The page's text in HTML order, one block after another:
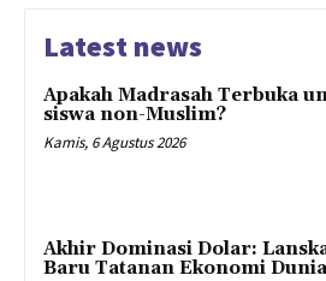
Latest news
Apakah Madrasah Terbuka
siswa non-Muslim?
Kamis, 6 Agustus 2026
Akhir Dominasi Dolar:
Baru Tatanan Ekonomi